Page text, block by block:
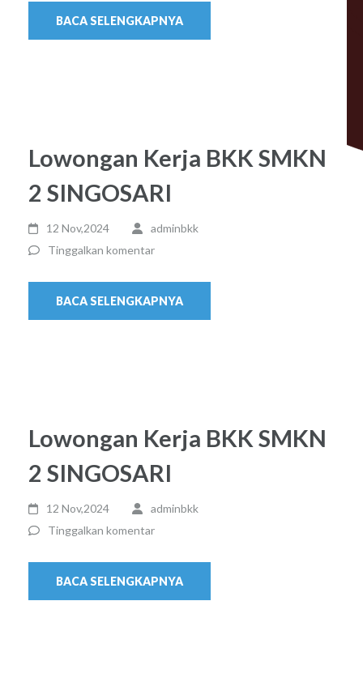
BACA SELENGKAPNYA
Lowongan Kerja BKK SMKN
2 SINGOSARI
12 Nov,2024
adminbkk
Tinggalkan komentar
BACA SELENGKAPNYA
Lowongan Kerja BKK SMKN
2 SINGOSARI
12 Nov,2024
adminbkk
Tinggalkan komentar
BACA SELENGKAPNYA